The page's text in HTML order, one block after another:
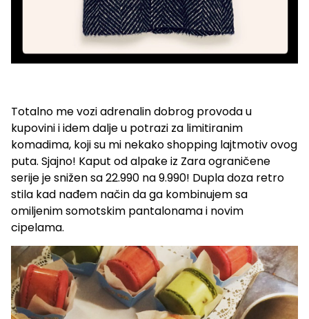
Totalno me vozi adrenalin dobrog provoda u
kupovini i idem dalje u potrazi za limitiranim
komadima, koji su mi nekako shopping lajtmotiv ovog
puta. Sjajno! Kaput od alpake iz Zara ograničene
serije je snižen sa 22.990 na 9.990! Dupla doza retro
stila kad nađem način da ga kombinujem sa
omiljenim somotskim pantalonama i novim
cipelama.